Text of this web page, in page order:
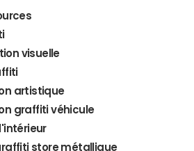
visuelle
artistique
graffiti véhicule
store métallique